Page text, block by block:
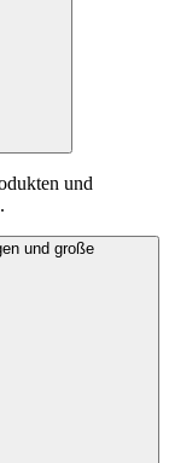
und
und große